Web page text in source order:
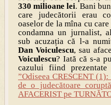
330 milioane lei. Bani
care judecătorii erau
oaselor de la mîna cu
condamna un jurnalist,
sub acuzația că l-a
Dan Voiculescu, sau
Voiculescu? Iată că s-a
cazului fiind
”Odiseea CRESCENT
de o judecătoare
AFACERIST pe